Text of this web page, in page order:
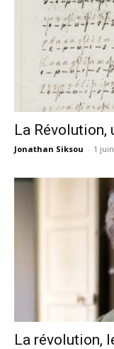
La
Jonathan Siksou - 1
La révolution,